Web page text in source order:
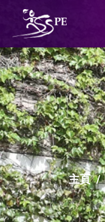
主頁 /